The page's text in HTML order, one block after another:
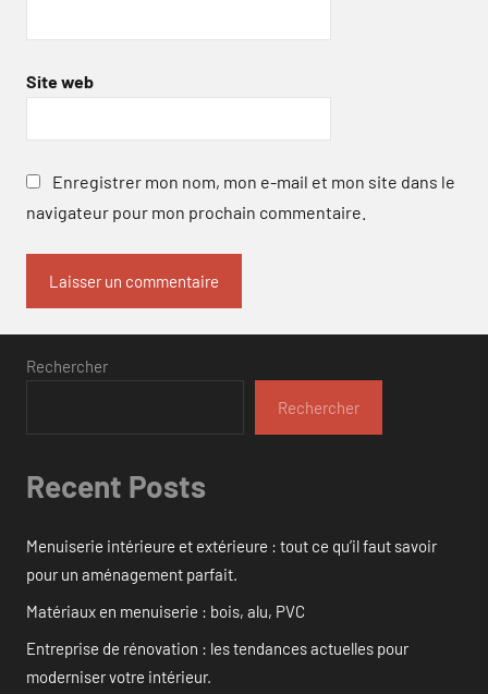
Site web
Enregistrer mon nom, mon e-mail et mon site dans le
navigateur pour mon prochain commentaire.
Rechercher
Rechercher
Recent Posts
Menuiserie intérieure et extérieure : tout ce qu’il faut savoir
pour un aménagement parfait.
Matériaux en menuiserie : bois, alu, PVC
Entreprise de rénovation : les tendances actuelles pour
moderniser votre intérieur.